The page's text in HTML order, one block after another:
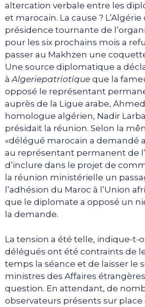
altercation verbale entre les
et marocain. La cause ?
présidence tournante de
pour les six prochains mois a
passer au Makhzen une
Une source diplomatique a
àAlgeriepatriotique que la
opposé le représentant
auprès de la Ligue arabe, Ahmed
homologue algérien, Nadir
présidait la réunion. Selon la
«délégué marocain a demandé
au représentant permanent de
d’inclure dans le projet de
la réunion ministérielle un
l’adhésion du Maroc à l’Union
que le diplomate a opposé un
la demande.
La tension a été telle, indique-t-
délégués ont été contraints de
temps la séance et de laisser le
ministres des Affaires
question. En attendant, de
observateurs présents sur place